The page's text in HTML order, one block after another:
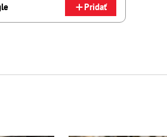
Pridať